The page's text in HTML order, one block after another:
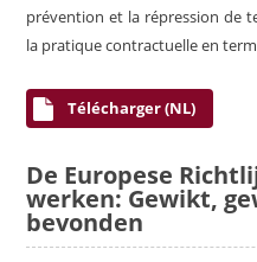
prévention et la répression de
la pratique contractuelle en
Télécharger (NL)
De Europese
werken: Gewikt,
bevonden